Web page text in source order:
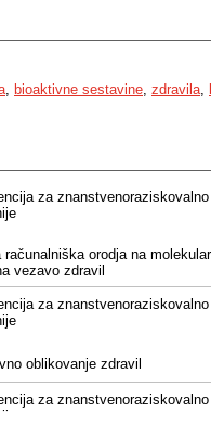
bioaktivne sestavine zdravila
za
računalniška orodja na
vezavo zdravil
za
oblikovanje zdravil
za